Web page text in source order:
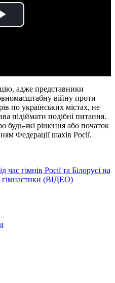
Play
адже представники
війну проти
по українських містах, не
підіймати подібні питання.
будь-які рішення або початок
Федерації шахів Росії.
гімнів Росії та Білорусі на
гімнастики (ВІДЕО)